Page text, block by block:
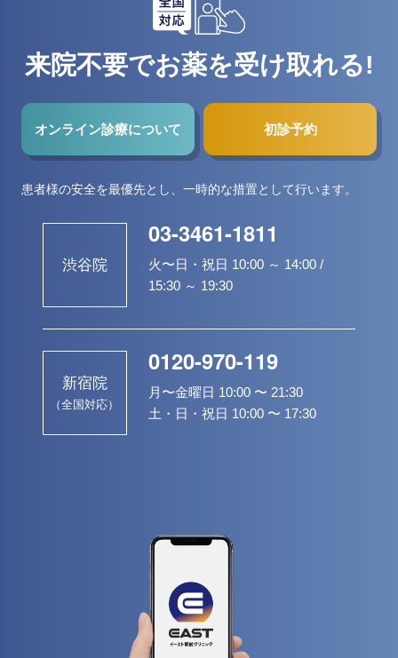
来院不要でお薬を受け取れる!
オンライン診療について 初診予約
患者様の安全を最優先とし、一時的な措置として行います。
渋谷院
03-3461-1811
火〜日・祝日 10:00 ～ 14:00 /
15:30 ～ 19:30
新宿院
（全国対応）
0120-970-119
月〜金曜日 10:00 〜 21:30
土・日・祝日 10:00 〜 17:30